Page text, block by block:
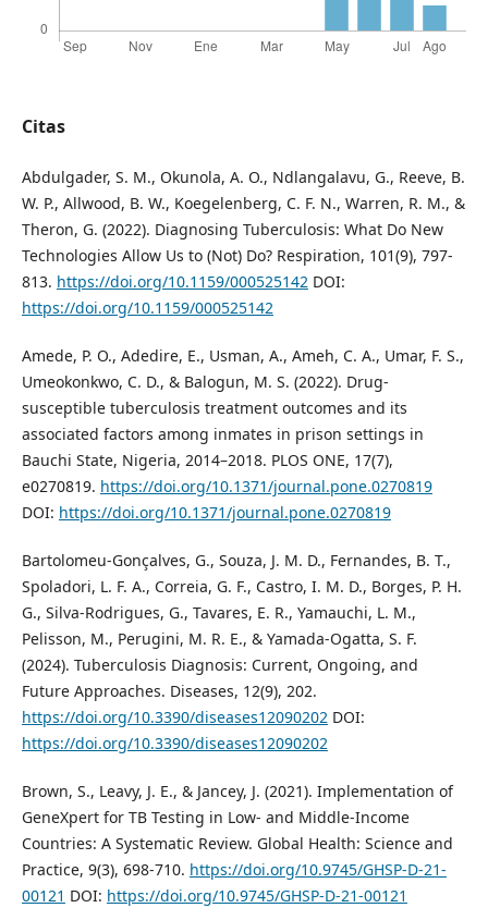
Citas
Abdulgader, S. M., Okunola, A. O., Ndlangalavu, G., Reeve, B.
W. P., Allwood, B. W., Koegelenberg, C. F. N., Warren, R. M., &
Theron, G. (2022). Diagnosing Tuberculosis: What Do New
Technologies Allow Us to (Not) Do? Respiration, 101(9), 797-
813. https://doi.org/10.1159/000525142DOI:
https://doi.org/10.1159/000525142
Amede, P. O., Adedire, E., Usman, A., Ameh, C. A., Umar, F. S.,
Umeokonkwo, C. D., & Balogun, M. S. (2022). Drug-
susceptible tuberculosis treatment outcomes and its
associated factors among inmates in prison settings in
Bauchi State, Nigeria, 2014–2018. PLOS ONE, 17(7),
e0270819. https://doi.org/10.1371/journal.pone.0270819
DOI: https://doi.org/10.1371/journal.pone.0270819
Bartolomeu-Gonçalves, G., Souza, J. M. D., Fernandes, B. T.,
Spoladori, L. F. A., Correia, G. F., Castro, I. M. D., Borges, P. H.
G., Silva-Rodrigues, G., Tavares, E. R., Yamauchi, L. M.,
Pelisson, M., Perugini, M. R. E., & Yamada-Ogatta, S. F.
(2024). Tuberculosis Diagnosis: Current, Ongoing, and
Future Approaches. Diseases, 12(9), 202.
https://doi.org/10.3390/diseases12090202DOI:
https://doi.org/10.3390/diseases12090202
Brown, S., Leavy, J. E., & Jancey, J. (2021). Implementation of
GeneXpert for TB Testing in Low- and Middle-Income
Countries: A Systematic Review. Global Health: Science and
Practice, 9(3), 698-710. https://doi.org/10.9745/GHSP-D-21-
00121 DOI: https://doi.org/10.9745/GHSP-D-21-00121